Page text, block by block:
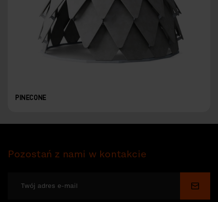
PINECONE
Pozostań z nami w kontakcie
Wyślij